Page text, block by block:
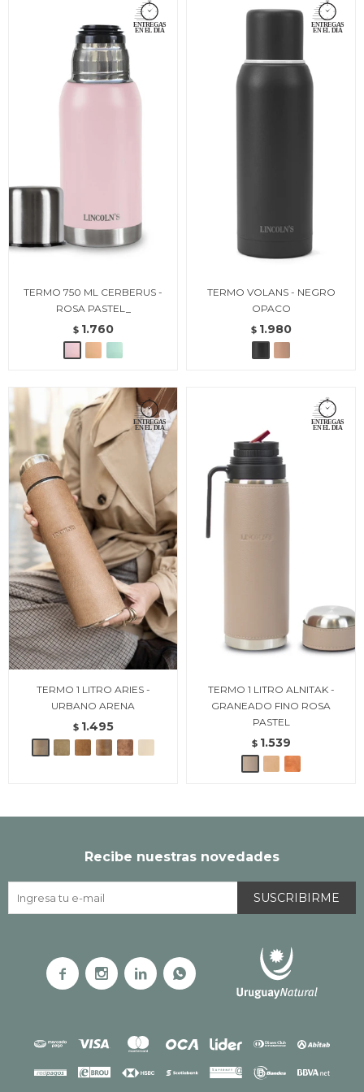
TERMO 750 ML CERBERUS -
ROSA PASTEL_
$ 1.760
TERMO VOLANS - NEGRO
OPACO
$ 1.980
TERMO 1 LITRO ARIES -
URBANO ARENA
$ 1.495
TERMO 1 LITRO ALNITAK -
GRANEADO FINO ROSA
PASTEL
$ 1.539
Recibe nuestras novedades
SUSCRIBIRME
   